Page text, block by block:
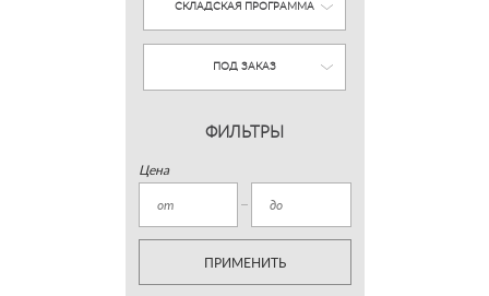
СКЛАДСКАЯ ПРОГРАММА
ПОД ЗАКАЗ
ФИЛЬТРЫ
Цена
ПРИМЕНИТЬ